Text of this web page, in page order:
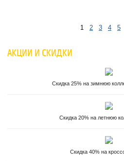
1 2 3 4 5
АКЦИИ И СКИДКИ
Скидка 25% на зимнюю
Скидка 20% на летнюю
Скидка 40% на